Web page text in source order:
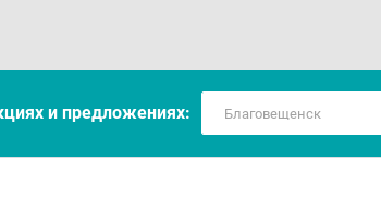
и предложениях: